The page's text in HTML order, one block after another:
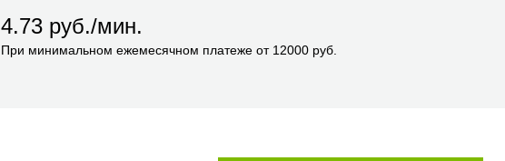
4.73 руб./мин.
При минимальном ежемесячном платеже от 12000 руб.